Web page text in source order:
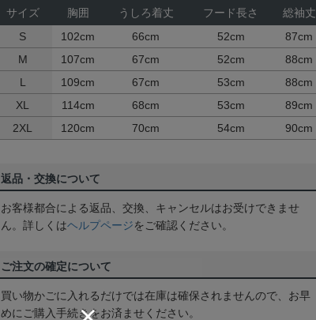
サイズ 胸囲 うしろ着丈 フード長さ
総袖丈
S
102cm 66cm 52cm
87cm
M
107cm 67cm 52cm
88cm
L
109cm 67cm 53cm
88cm
XL
114cm 68cm 53cm
89cm
2XL
120cm 70cm 54cm 90cm
返品・交換について
お客様都合による返品、交換、キャンセルはお受けできませ
ん。詳しくはヘルプページをご確認ください。
ご注文の確定について
買い物かごに入れるだけでは在庫は確保されませんので、お早
めにご購入手続きをお済ませください。